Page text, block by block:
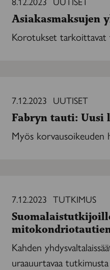
lääkekatto
nousevat
Asiakasmaksujen
Korotukset tarkoittavat
tauti:
lääkeaine
mukaan
peruskorvattavien
7.12.2023 UUTISET
Fabryn tauti: Uusi
Myös korvausoikeuden
miljoonaa
euroa
mitokondriotautien
tutkimukseen
7.12.2023 TUTKIMUS
Kahden
uraauurtavaa